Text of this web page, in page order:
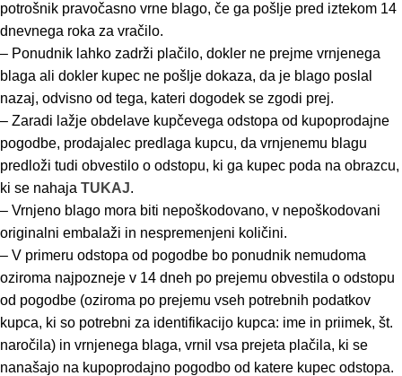
potrošnik pravočasno vrne blago, če ga pošlje pred iztekom 14
dnevnega roka za vračilo.
– Ponudnik lahko zadrži plačilo, dokler ne prejme vrnjenega
blaga ali dokler kupec ne pošlje dokaza, da je blago poslal
nazaj, odvisno od tega, kateri dogodek se zgodi prej.
– Zaradi lažje obdelave kupčevega odstopa od kupoprodajne
pogodbe, prodajalec predlaga kupcu, da vrnjenemu blagu
predloži tudi obvestilo o odstopu, ki ga kupec poda na obrazcu,
ki se nahaja TUKAJ.
– Vrnjeno blago mora biti nepoškodovano, v nepoškodovani
originalni embalaži in nespremenjeni količini.
– V primeru odstopa od pogodbe bo ponudnik nemudoma
oziroma najpozneje v 14 dneh po prejemu obvestila o odstopu
od pogodbe (oziroma po prejemu vseh potrebnih podatkov
kupca, ki so potrebni za identifikacijo kupca: ime in priimek, št.
naročila) in vrnjenega blaga, vrnil vsa prejeta plačila, ki se
nanašajo na kupoprodajno pogodbo od katere kupec odstopa.